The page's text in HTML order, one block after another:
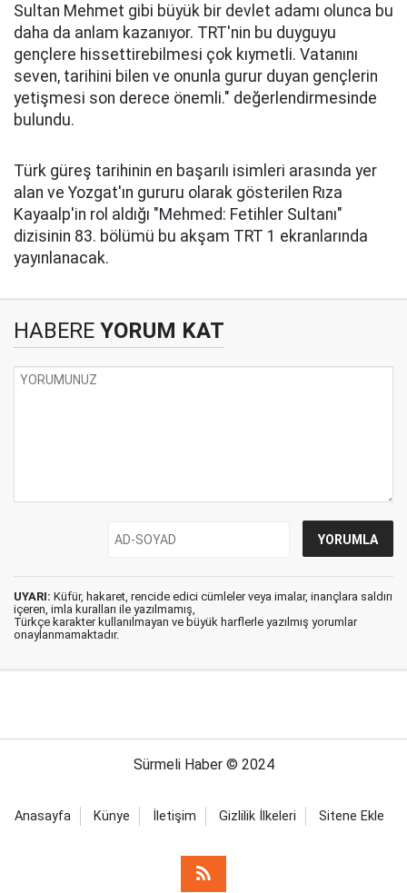
Sultan Mehmet gibi büyük bir devlet adamı olunca bu
daha da anlam kazanıyor. TRT'nin bu duyguyu
gençlere hissettirebilmesi çok kıymetli. Vatanını
seven, tarihini bilen ve onunla gurur duyan gençlerin
yetişmesi son derece önemli." değerlendirmesinde
bulundu.
Türk güreş tarihinin en başarılı isimleri arasında yer
alan ve Yozgat'ın gururu olarak gösterilen Rıza
Kayaalp'in rol aldığı "Mehmed: Fetihler Sultanı"
dizisinin 83. bölümü bu akşam TRT 1 ekranlarında
yayınlanacak.
HABERE YORUM KAT
UYARI: Küfür, hakaret, rencide edici cümleler veya imalar, inançlara saldırı
içeren, imla kuralları ile yazılmamış,
Türkçe karakter kullanılmayan ve büyük harflerle yazılmış yorumlar
onaylanmamaktadır.
Sürmeli Haber © 2024
Anasayfa Künye İletişim Gizlilik İlkeleri Sitene Ekle